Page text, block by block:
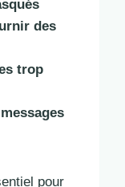
des
trop
pour